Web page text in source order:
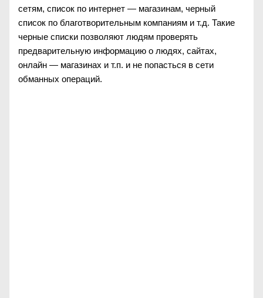
сетям, список по интернет — магазинам, черный
список по благотворительным компаниям и т.д. Такие
черные списки позволяют людям проверять
предварительную информацию о людях, сайтах,
онлайн — магазинах и т.п. и не попасться в сети
обманных операций.